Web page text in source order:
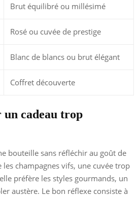
Brut équilibré ou millésimé
Rosé ou cuvée de prestige
Blanc de blancs ou brut élégant
Coffret découverte
cadeau trop
bouteille sans réfléchir au goût de
les champagnes vifs, une cuvée trop
préfère les styles gourmands, un
austère. Le bon réflexe consiste à